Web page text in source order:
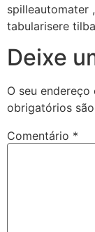
spilleautomater
tabularisere
Deixe
O seu
obrigatórios
Comentário *